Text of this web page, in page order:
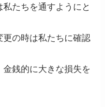
たちを通すようにと
の時は私たちに確認
銭的に大きな損失を